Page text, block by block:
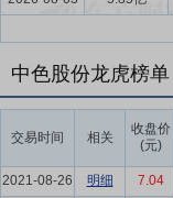
效利用为目标，以精深
地制宜发展新质生产力
部环境急剧变化的不
技术攻关，积极应对
要点5：品牌优势
公
中色股份龙虎榜单
交易时间 相关
收盘价
(元)
2021-08-26
明细 7.04